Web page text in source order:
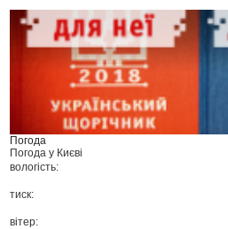
Погода
Погода у Києві
вологість:
тиск:
вітер: